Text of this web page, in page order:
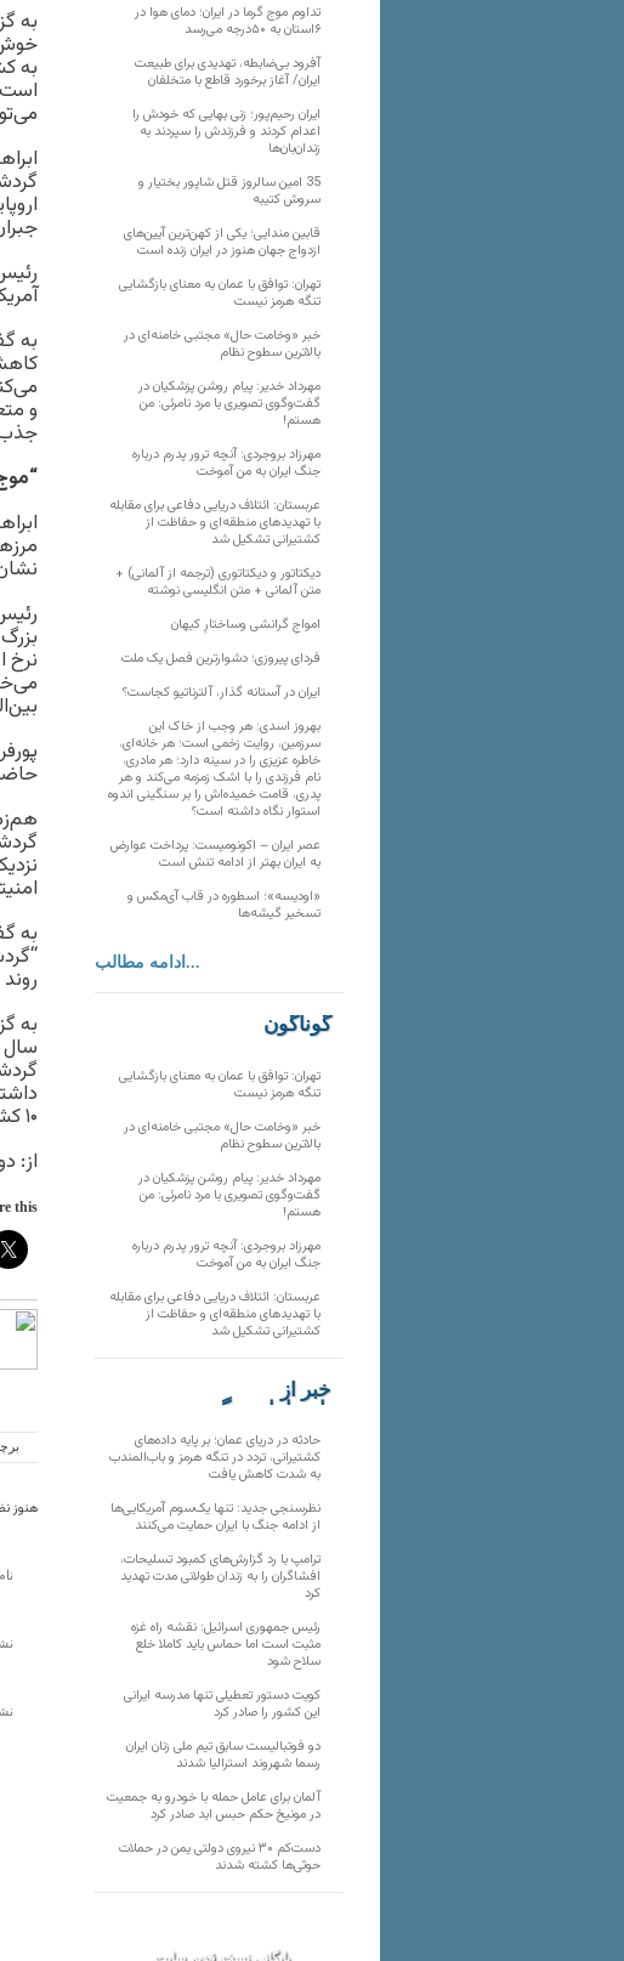
به
به
و
جذب
نرخ
به
۱۰ کشور نخست مبدأ سفر به ایران بود.
از:
this:
هنوز
تداوم موج گرما در ایران؛ دمای هوا در
۶استان به ۵۰درجه می‌رسد
آفرود بی‌ضابطه، تهدیدی برای طبیعت
ایران/ آغاز برخورد قاطع با متخلفان
ایران رحیم‌پور؛ زنی بهایی که خودش را
اعدام کردند و فرزندش را سپردند به
زندان‌بان‌ها
35 امین سالروز قتل شاپور بختیار و
سروش کتیبه
قابین مندایی؛ یکی از کهن‌ترین آیین‌های
ازدواج جهان هنوز در ایران زنده است
تهران: توافق با عمان به معنای بازگشایی
تنگه هرمز نیست
خبر «وخامت حال» مجتبی خامنه‌ای در
بالاترین سطوح نظام
مهرداد خدیر: پیام روشن پزشکیان در
گفت‌و‌گوی تصویری با مرد نامرئی: من
هستم!
مهرزاد بروجردی: آنچه ترور پدرم درباره
جنگ ایران به من آموخت
عربستان: ائتلاف دریایی دفاعی برای مقابله
با تهدیدهای منطقه‌ای و حفاظت از
کشتیرانی تشکیل شد
دیکتاتور و دیکتاتوری (ترجمه از آلمانی) +
متن آلمانی + متن انگلیسی نوشته
‌امواجِ گرانشی وساختارِ کیهان
فردای پیروزی؛ دشوارترین فصل یک ملت
ایران در آستانه گذار، آلترناتیو کجاست؟
بهروز اسدی: هر وجب از خاک‌ این
سرزمین، روایت زخمی است؛ هر خانه‌ای،
خاطره عزیزی را در سینه دارد؛ هر مادری،
نام فرزندی را با اشک زمزمه می‌کند و هر
پدری، قامت خمیده‌اش را بر سنگینی اندوه
استوار نگاه داشته است؟
عصر ایران – اکونومیست: پرداخت عوارض
به ایران بهتر از ادامه تنش است
«اودیسه»؛ اسطوره در قاب آی‌مکس و
تسخیر گیشه‌ها
ادامه مطالب...
گوناگون
تهران: توافق با عمان به معنای بازگشایی
تنگه هرمز نیست
خبر «وخامت حال» مجتبی خامنه‌ای در
بالاترین سطوح نظام
مهرداد خدیر: پیام روشن پزشکیان در
گفت‌و‌گوی تصویری با مرد نامرئی: من
هستم!
مهرزاد بروجردی: آنچه ترور پدرم درباره
جنگ ایران به من آموخت
عربستان: ائتلاف دریایی دفاعی برای مقابله
با تهدیدهای منطقه‌ای و حفاظت از
کشتیرانی تشکیل شد
خبر از
تارنماهای دیگر
حادثه در دریای عمان؛ بر پایه داده‌های
کشتیرانی، تردد در تنگه هرمز و باب‌المندب
به شدت کاهش یافت
نظرسنجی جدید: تنها یک‌سوم آمریکایی‌ها
از ادامه جنگ با ایران حمایت می‌کنند
ترامپ با رد گزارش‌های کمبود تسلیحات،
افشاگران را به زندان طولانی مدت تهدید
کرد
رئیس‌ جمهوری اسرائیل: نقشه راه غزه
مثبت است اما حماس باید کاملا خلع
سلاح شود
کویت دستور تعطیلی تنها مدرسه ایرانی
این کشور را صادر کرد
دو فوتبالیست سابق تیم ملی زنان ایران
رسما شهروند استرالیا شدند
آلمان برای عامل حمله با خودرو به جمعیت
در مونیخ حکم حبس ابد صادر کرد
دست‌کم ۳۰ نیروی دولتی یمن در حملات
حوثی‌ها کشته شدند
بایگانی نسخه قدیم سایت